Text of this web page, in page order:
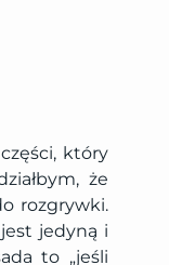
który
że
rozgrywki.
jedyną i
to „jeśli